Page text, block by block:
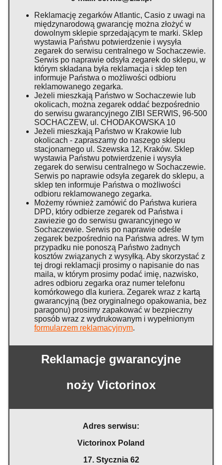
Reklamację zegarków Atlantic, Casio z uwagi na
międzynarodową gwarancję można złożyć w
dowolnym sklepie sprzedającym te marki. Sklep
wystawia Państwu potwierdzenie i wysyła
zegarek do serwisu centralnego w Sochaczewie.
Serwis po naprawie odsyła zegarek do sklepu, w
którym składana była reklamacja i sklep ten
informuje Państwa o możliwości odbioru
reklamowanego zegarka.
Jeżeli mieszkają Państwo w Sochaczewie lub
okolicach, można zegarek oddać bezpośrednio
do serwisu gwarancyjnego ZIBI SERWIS, 96-500
SOCHACZEW, ul. CHODAKOWSKA 10
Jeżeli mieszkają Państwo w Krakowie lub
okolicach - zapraszamy do naszego sklepu
stacjonarnego ul. Szewska 12, Kraków. Sklep
wystawia Państwu potwierdzenie i wysyła
zegarek do serwisu centralnego w Sochaczewie.
Serwis po naprawie odsyła zegarek do sklepu, a
sklep ten informuje Państwa o możliwości
odbioru reklamowanego zegarka.
Możemy również zamówić do Państwa kuriera
DPD, który odbierze zegarek od Państwa i
zawiezie go do serwisu gwarancyjnego w
Sochaczewie. Serwis po naprawie odeśle
zegarek bezpośrednio na Państwa adres. W tym
przypadku nie ponoszą Państwo żadnych
kosztów związanych z wysyłką. Aby skorzystać z
tej drogi reklamacji prosimy o napisanie do nas
maila, w którym prosimy podać imię, nazwisko,
adres odbioru zegarka oraz numer telefonu
komórkowego dla kuriera. Zegarek wraz z kartą
gwarancyjną (bez oryginalnego opakowania, bez
paragonu) prosimy zapakować w bezpieczny
sposób wraz z wydrukowanym i wypełnionym
formularzem reklamacyjnym.
Reklamacje gwarancyjne
noży Victorinox
Adres serwisu:
Victorinox Poland
17. Stycznia 62